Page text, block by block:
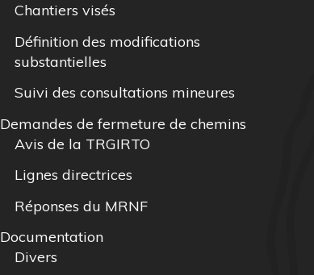
Chantiers visés
Définition des modifications
substantielles
Suivi des consultations mineures
Demandes de fermeture de chemins
Avis de la TRGIRTO
Lignes directrices
Réponses du MRNF
Documentation
Divers